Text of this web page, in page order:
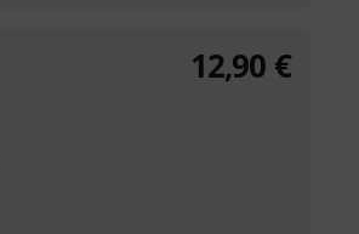
12,90 €